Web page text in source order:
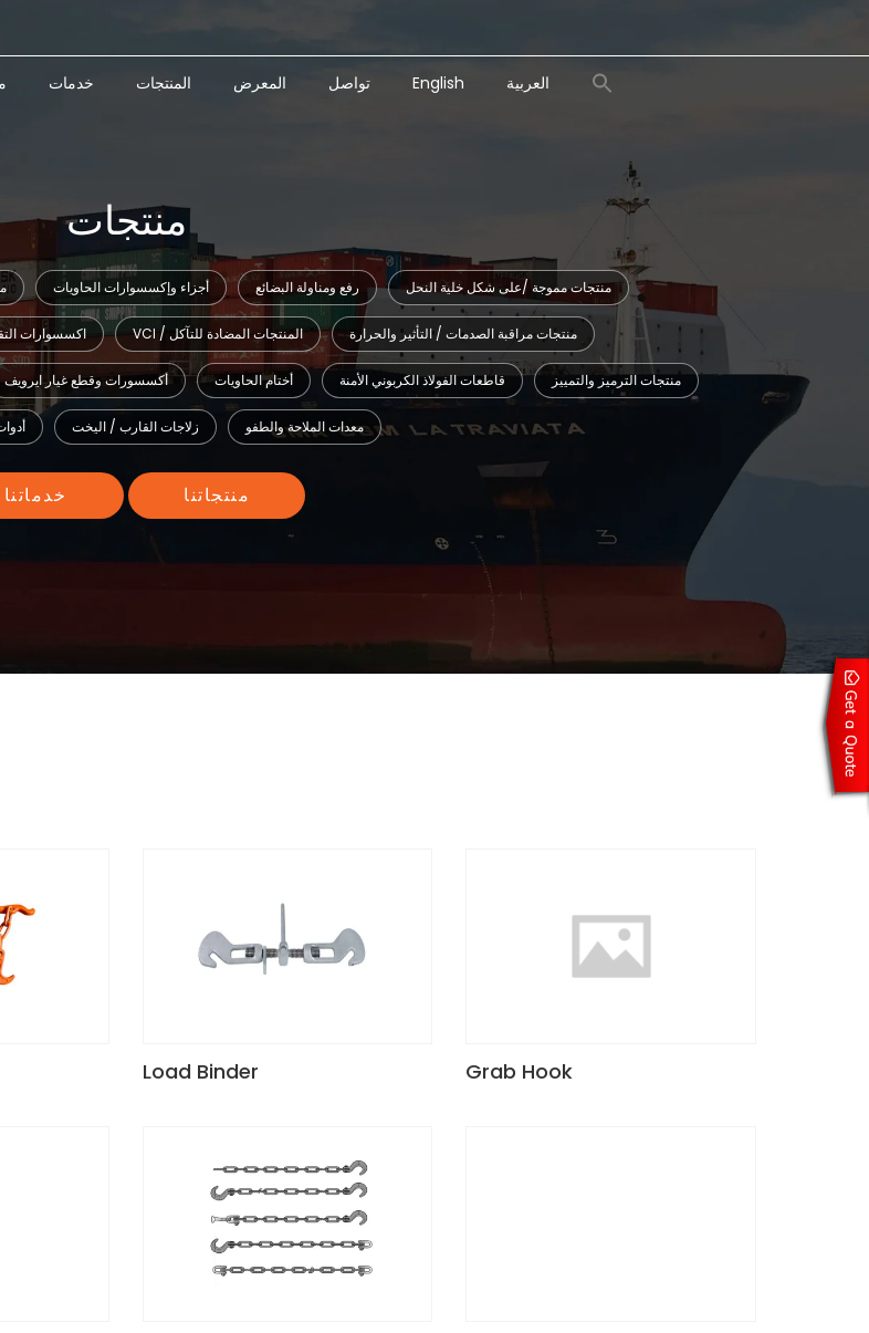
خدمات المنتجات المعرض تواصل English العربية
منتجات
أجزاء وإكسسوارات الحاويات رفع ومناولة البضائع منتجات مموجة /على شكل خلية النحل
اكسسوارات VCI / المنتجات المضادة للتآكل منتجات مراقبة الصدمات / التأثير والحرارة
أكسسورات وقطع غيار ايرويف أختام الحاويات قاطعات الفولاذ الكربوني الأمنة منتجات الترميز والتمييز
زلاجات القارب / اليخت معدات الملاحة والطفو
خدماتنا منتجاتنا
Load Binder Grab Hook